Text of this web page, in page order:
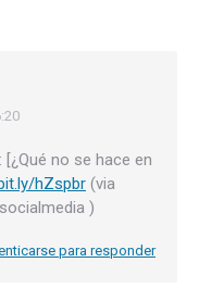
no se hace en
hZspbr (via
)
para responder